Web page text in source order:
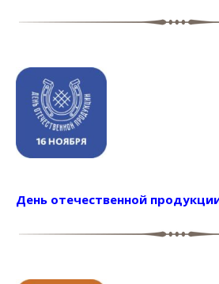
День отечественной